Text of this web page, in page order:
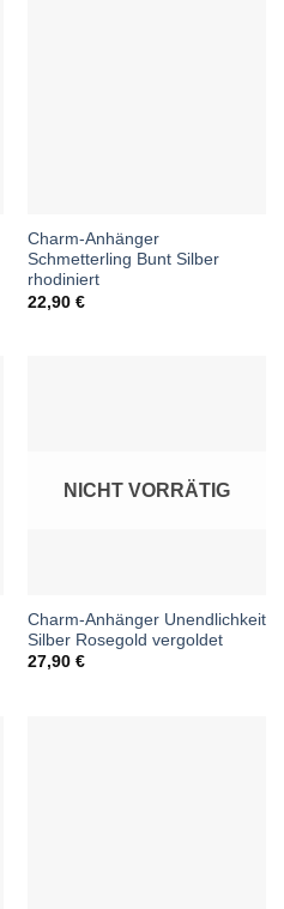
Charm-Anhänger
Schmetterling Bunt Silber
rhodiniert
22,90 €
NICHT VORRÄTIG
Charm-Anhänger Unendlichkeit
Silber Rosegold vergoldet
27,90 €